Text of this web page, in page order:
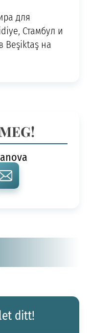
для
Стамбул и
Beşiktaş на
ditt!